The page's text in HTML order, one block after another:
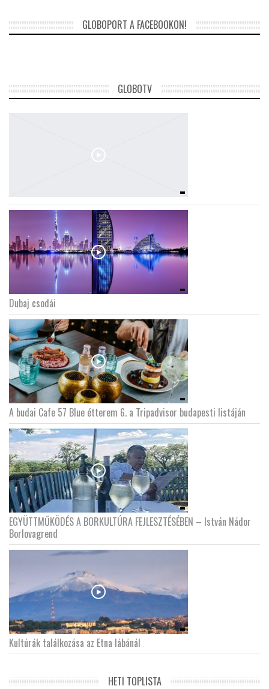
TROPICALMAGAZIN
GLOBOZSARU
DOBRAVERO.HU
LATIMO.HU
GLOBOBOOK
GLOBOPORT A FACEBOOKON!
GLOBOTV
Dubaj csodái
A budai Cafe 57 Blue étterem 6. a Tripadvisor budapesti listáján
EGYÜTTMŰKÖDÉS A BORKULTÚRA FEJLESZTÉSÉBEN – István Nádor
Borlovagrend
Kultúrák találkozása az Etna lábánál
HETI TOPLISTA